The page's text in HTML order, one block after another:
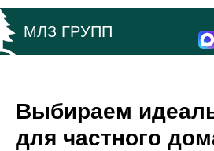
МЛЗ ГРУПП
Выбираем
для частного